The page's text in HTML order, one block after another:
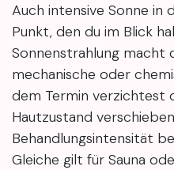
Auch intensive Sonne in
Punkt, den du im Blick
Sonnenstrahlung macht
mechanische oder
dem Termin verzichtest
Hautzustand
Behandlungsintensität
Gleiche gilt für Sauna